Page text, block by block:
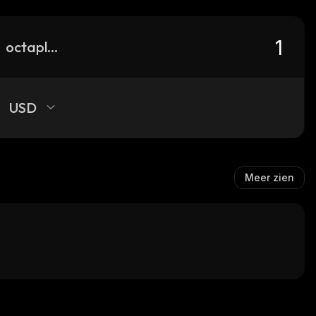
octaplex-network
USD
Meer zien